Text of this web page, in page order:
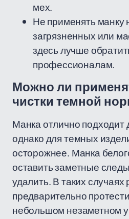
мех.
Не применять манку
загрязненных или
здесь лучше
профессионалам.
Можно ли
чистки темной
Манка отлично подходит
однако для темных
осторожнее. Манка
оставить заметные
удалить. В таких случаях
предварительно
небольшом незаметном